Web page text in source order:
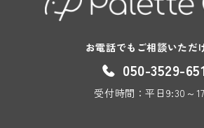
お電話でもご相談いただ
050-3529-
受付時間：平日9:30～